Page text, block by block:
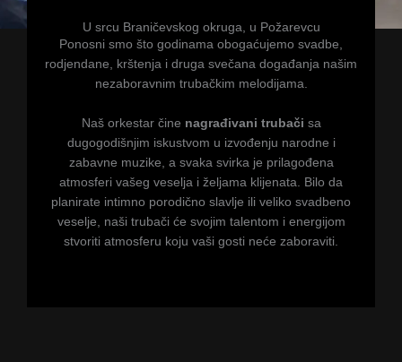
U srcu Braničevskog okruga, u Požarevcu
Ponosni smo što godinama obogaćujemo svadbe,
rodjendane, krštenja i druga svečana događanja našim
nezaboravnim trubačkim melodijama.
Naš orkestar čine nagrađivani trubači sa
dugogodišnjim iskustvom u izvođenju narodne i
zabavne muzike, a svaka svirka je prilagođena
atmosferi vašeg veselja i željama klijenata. Bilo da
planirate intimno porodično slavlje ili veliko svadbeno
veselje, naši trubači će svojim talentom i energijom
stvoriti atmosferu koju vaši gosti neće zaboraviti.